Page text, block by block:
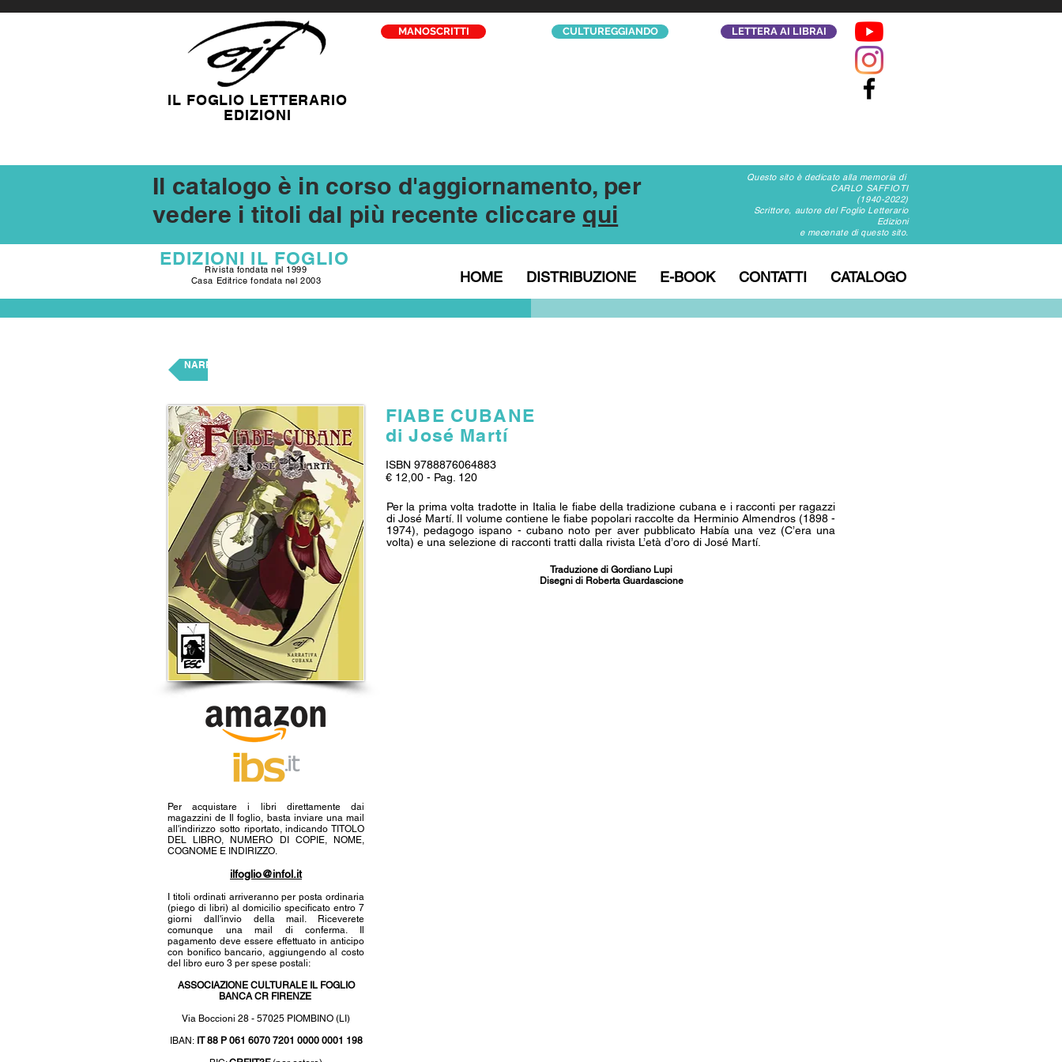
IL FOGLIO LETTERARIO
EDIZIONI
MANOSCRITTI CULTUREGGIANDO LETTERA AI LIBRAI
Il catalogo è in corso d'aggiornamento, per
vedere i titoli dal più recente cliccare qui
Questo sito è dedicato alla memoria di
CARLO SAFFIOTI
(1940-2022)
Scrittore, autore del Foglio Letterario
Edizioni
e mecenate di questo sito.
Rivista fondata nel 1999
Casa Editrice fondata nel 2003
HOME DISTRIBUZIONE E-BOOK CONTATTI CATALOGO
EDIZIONI IL FOGLIO
NARRATIVA CUBANA
FIABE CUBANE
di José Martí
ISBN 9788876064883
€ 12,00 - Pag. 120
Per la prima volta tradotte in Italia le fiabe della tradizione cubana e i racconti per ragazzi
di José Martí. Il volume contiene le fiabe popolari raccolte da Herminio Almendros (1898 -
1974), pedagogo ispano - cubano noto per aver pubblicato Había una vez (C’era una
volta) e una selezione di racconti tratti dalla rivista L’età d’oro di José Martí.
Traduzione di Gordiano Lupi
Disegni di Roberta Guardascione
Per acquistare i libri direttamente dai
magazzini de Il foglio, basta inviare una mail
all'indirizzo sotto riportato, indicando TITOLO
DEL LIBRO, NUMERO DI COPIE, NOME,
COGNOME E INDIRIZZO.
ilfoglio@infol.it
I titoli ordinati arriveranno per posta ordinaria
(piego di libri) al domicilio specificato entro 7
giorni dall'invio della mail. Riceverete
comunque una mail di conferma. Il
pagamento deve essere effettuato in anticipo
con bonifico bancario, aggiungendo al costo
del libro euro 3 per spese postali:
ASSOCIAZIONE CULTURALE IL FOGLIO
BANCA CR FIRENZE
Via Boccioni 28 - 57025 PIOMBINO (LI)
IBAN:IT 88 P 061 6070 7201 0000 0001 198